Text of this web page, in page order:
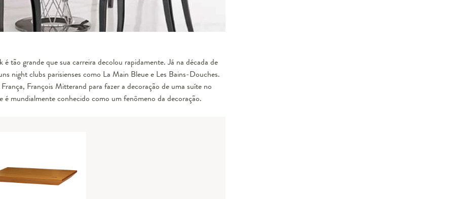
tão grande que sua carreira decolou rapidamente. Já na década de
night clubs parisienses como La Main Bleue e Les Bains-Douches.
François Mitterand para fazer a decoração de uma suíte no
é mundialmente conhecido como um fenômeno da decoração.